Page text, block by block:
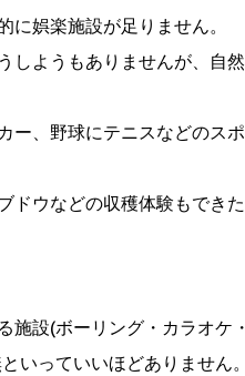
に娯楽施設が足りません。
しようもありませんが、自
ー、野球にテニスなどのス
ドウなどの収穫体験もできた
施設(ボーリング・カラオケ
いっていいほどありません。